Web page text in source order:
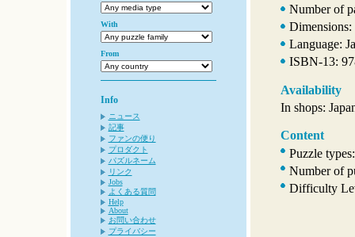
With
From
Info
ニュース
記事
ファンの便り
プロダクト
パズルネーム
リンク
Jobs
よくある質問
Help
About
お問い合わせ
プライバシー
Number of
Language:
ISBN-13:
Availability
In shops:
Content
Puzzle
Number of
Difficulty